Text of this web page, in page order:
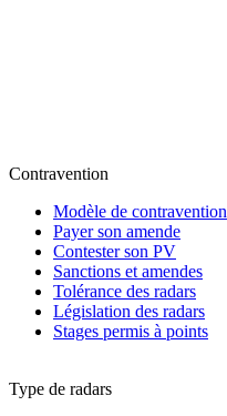
Contravention
Modèle de contravention
Payer son amende
Contester son PV
Sanctions et amendes
Tolérance des radars
Législation des radars
Stages permis à points
Type de radars